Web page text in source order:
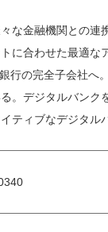
な金融機関との連
に合わせた最適な
行の完全子会社へ
。デジタルバンク
ティブなデジタル